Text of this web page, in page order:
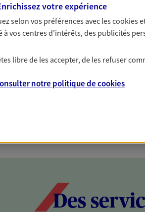
ET RETRAITE
Des
votre expérience
selon vos préférences avec lescookies
à vos centres d'intérêts, des publicités
libre de les accepter, de les refuser
notre politique decookies